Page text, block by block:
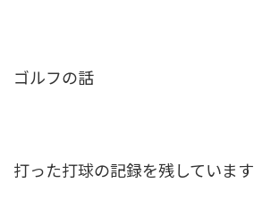
ゴルフの話
打った打球の記録を残しています